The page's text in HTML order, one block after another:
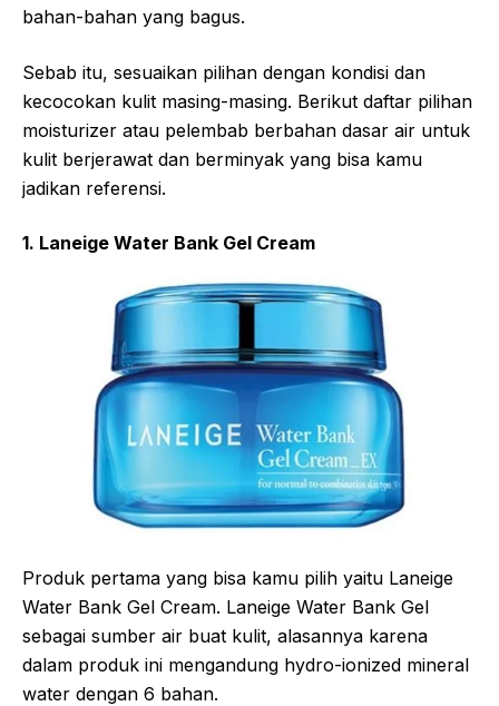
bahan-bahan yang bagus.
Sebab itu, sesuaikan pilihan dengan kondisi dan
kecocokan kulit masing-masing. Berikut daftar pilihan
moisturizer atau pelembab berbahan dasar air untuk
kulit berjerawat dan berminyak yang bisa kamu
jadikan referensi.
1. Laneige Water Bank Gel Cream
Produk pertama yang bisa kamu pilih yaitu Laneige
Water Bank Gel Cream. Laneige Water Bank Gel
sebagai sumber air buat kulit, alasannya karena
dalam produk ini mengandung hydro-ionized mineral
water dengan 6 bahan.